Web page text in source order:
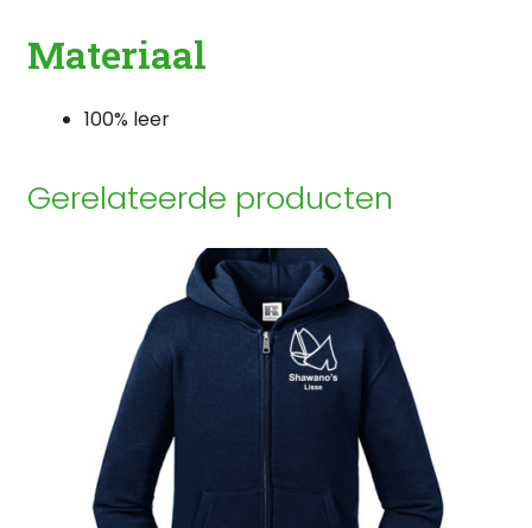
Materiaal
100% leer
Gerelateerde producten